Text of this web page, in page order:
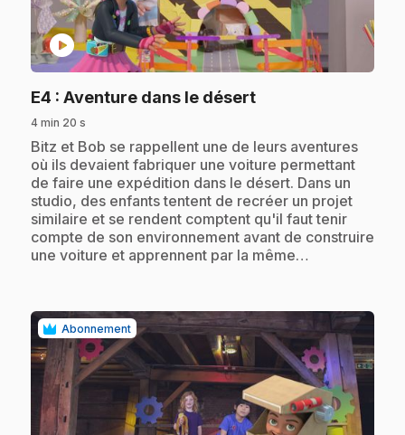
play_circle
E4 : Aventure dans le désert.
4 min 20 s
.Bitz et Bob se rappellent une de leurs aventures
où ils devaient fabriquer une voiture permettant
de faire une expédition dans le désert. Dans un
studio, des enfants tentent de recréer un projet
similaire et se rendent comptent qu'il faut tenir
compte de son environnement avant de construire
une voiture et apprennent par la même…
Abonnement